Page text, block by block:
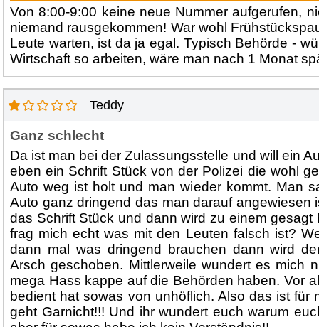
Von 8:00-9:00 keine neue Nummer aufgerufen,
niemand rausgekommen! War wohl
Leute warten, ist da ja egal. Typisch Behörde -
Wirtschaft so arbeiten, wäre man nach 1 Monat
Teddy
Ganz schlecht
Da ist man bei der Zulassungsstelle und will ein
eben ein Schrift Stück von der Polizei die wohl
Auto weg ist holt und man wieder kommt. Man
Auto ganz dringend das man darauf angewiesen
das Schrift Stück und dann wird zu einem gesagt
frag mich echt was mit den Leuten falsch ist?
dann mal was dringend brauchen dann wird
Arsch geschoben. Mittlerweile wundert es mich
mega Hass kappe auf die Behörden haben. Vor
bedient hat sowas von unhöflich. Also das ist für
geht Garnicht!!! Und ihr wundert euch warum